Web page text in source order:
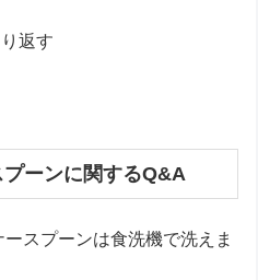
返す
ーンに関するQ&A
スプーンは食洗機で洗えま